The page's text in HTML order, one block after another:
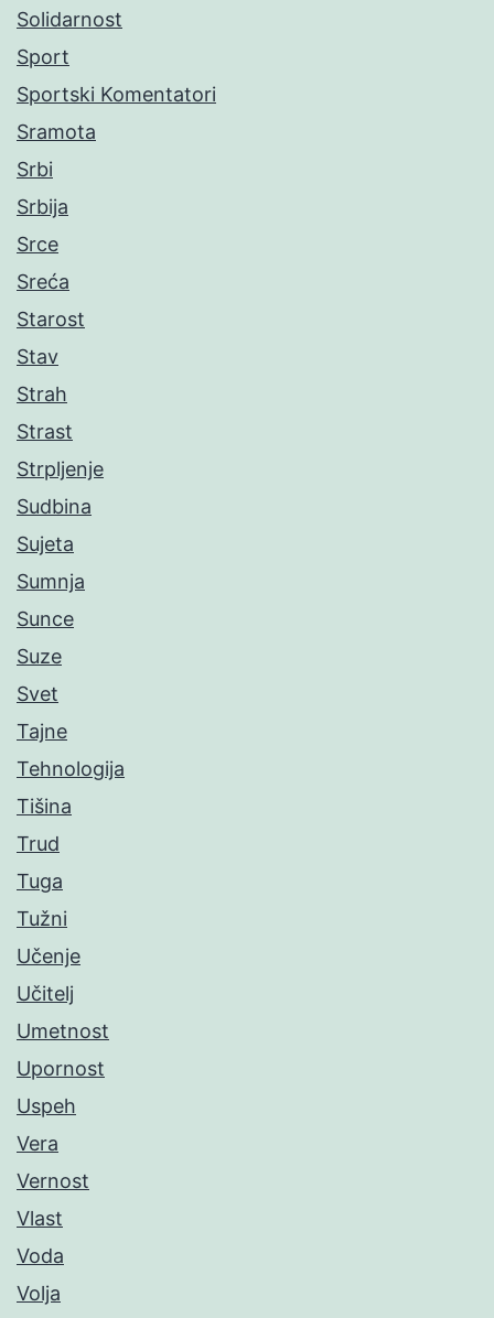
Solidarnost
Sport
Sportski Komentatori
Sramota
Srbi
Srbija
Srce
Sreća
Starost
Stav
Strah
Strast
Strpljenje
Sudbina
Sujeta
Sumnja
Sunce
Suze
Svet
Tajne
Tehnologija
Tišina
Trud
Tuga
Tužni
Učenje
Učitelj
Umetnost
Upornost
Uspeh
Vera
Vernost
Vlast
Voda
Volja